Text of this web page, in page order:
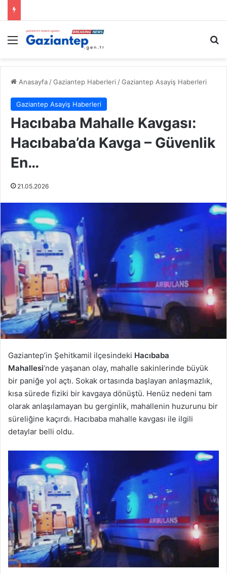
Menü
Anasayfa /Gaziantep Haberleri /Gaziantep Asayiş Haberleri
Gaziantep Asayiş Haberleri
Hacıbaba Mahalle Kavgası:
Hacıbaba’da Kavga – Güvenlik
En…
21.05.2026
Gaziantep’in Şehitkamil ilçesindeki Hacıbaba
Mahallesi‘nde yaşanan olay, mahalle sakinlerinde büyük
bir paniğe yol açtı. Sokak ortasında başlayan anlaşmazlık,
kısa sürede fiziki bir kavgaya dönüştü. Henüz nedeni tam
olarak anlaşılamayan bu gerginlik, mahallenin huzurunu bir
süreliğine kaçırdı. Hacıbaba mahalle kavgası ile ilgili
detaylar belli oldu.